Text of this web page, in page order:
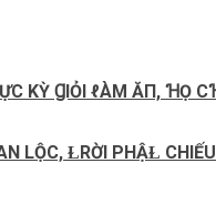
KỲ ꞬIỎI ℓÀM ĂП, ꞪỌ
LỘC, ⱢRỜI PHẬⱢ